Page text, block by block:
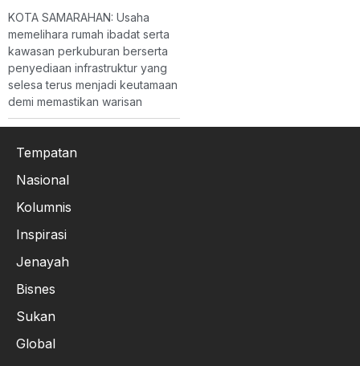
KOTA SAMARAHAN: Usaha
memelihara rumah ibadat serta
kawasan perkuburan berserta
penyediaan infrastruktur yang
selesa terus menjadi keutamaan
demi memastikan warisan
Tempatan
Nasional
Kolumnis
Inspirasi
Jenayah
Bisnes
Sukan
Global